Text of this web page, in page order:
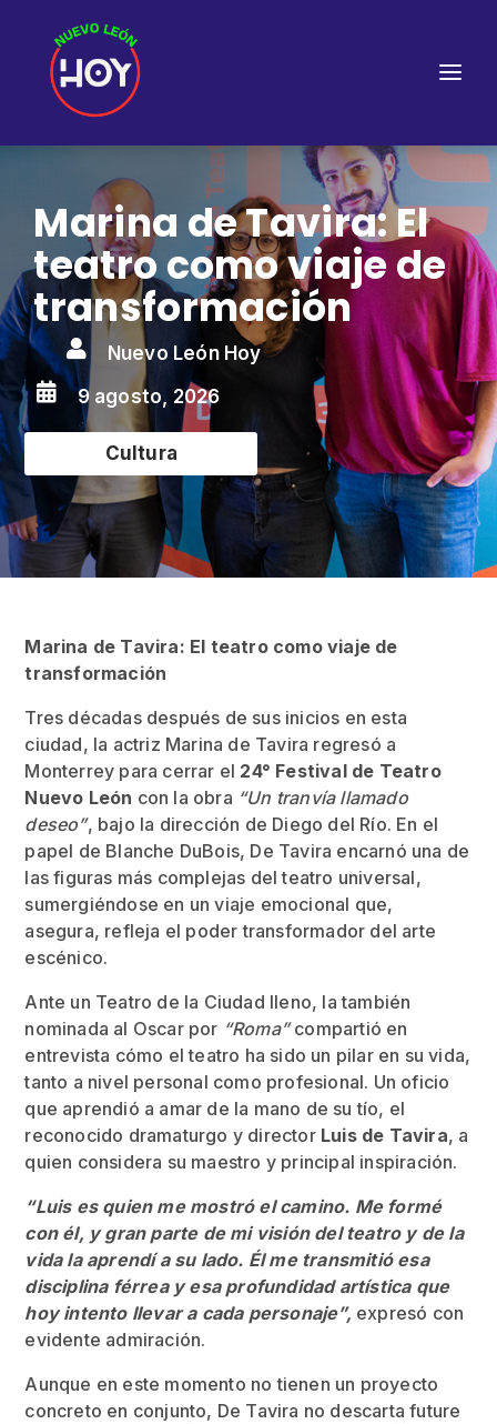
Marina de Tavira: El
teatro como viaje de
transformación
 Nuevo León Hoy
 9 agosto, 2026
Cultura
Marina de Tavira: El teatro como viaje de
transformación
Tres décadas después de sus inicios en esta
ciudad, la actriz Marina de Tavira regresó a
Monterrey para cerrar el 24° Festival de Teatro
Nuevo León con la obra “Un tranvía llamado
deseo”, bajo la dirección de Diego del Río. En el
papel de Blanche DuBois, De Tavira encarnó una de
las figuras más complejas del teatro universal,
sumergiéndose en un viaje emocional que,
asegura, refleja el poder transformador del arte
escénico.
Ante un Teatro de la Ciudad lleno, la también
nominada al Oscar por “Roma”compartió en
entrevista cómo el teatro ha sido un pilar en su vida,
tanto a nivel personal como profesional. Un oficio
que aprendió a amar de la mano de su tío, el
reconocido dramaturgo y director Luis de Tavira, a
quien considera su maestro y principal inspiración.
“Luis es quien me mostró el camino. Me formé
con él, y gran parte de mi visión del teatro y de la
vida la aprendí a su lado. Él me transmitió esa
disciplina férrea y esa profundidad artística que
hoy intento llevar a cada personaje”,expresó con
evidente admiración.
Aunque en este momento no tienen un proyecto
concreto en conjunto, De Tavira no descarta future